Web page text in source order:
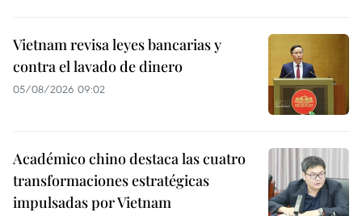
Vietnam revisa leyes bancarias y
contra el lavado de dinero
05/08/2026 09:02
Académico chino destaca las cuatro
transformaciones estratégicas
impulsadas por Vietnam